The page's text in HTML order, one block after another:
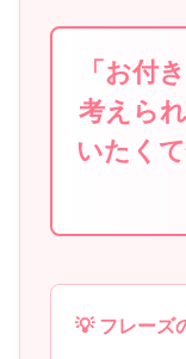
「お付
考えら
いたく
💡 フレーズ